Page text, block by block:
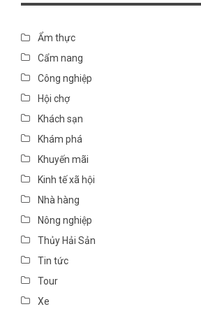
Ẩm thực
Cẩm nang
Công nghiệp
Hội chợ
Khách sạn
Khám phá
Khuyến mãi
Kinh tế xã hội
Nhà hàng
Nông nghiệp
Thủy Hải Sản
Tin tức
Tour
Xe